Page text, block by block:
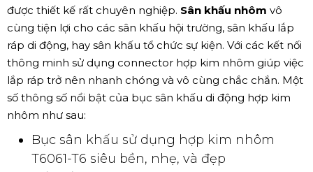
được thiết kế rất chuyên nghiệp. Sân khấu nhôm vô
cùng tiện lợi cho các sân khấu hội trường, sân khấu lắp
ráp di động, hay sân khấu tổ chức sự kiện. Với các kết nối
thông minh sử dụng connector hợp kim nhôm giúp việc
lắp ráp trở nên nhanh chóng và vô cùng chắc chắn. Một
số thông số nổi bật của bục sân khấu di động hợp kim
nhôm như sau:
Bục sân khấu sử dụng hợp kim nhôm
T6061-T6 siêu bền, nhẹ, và đẹp